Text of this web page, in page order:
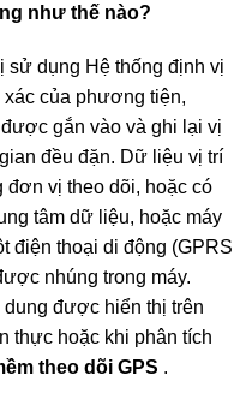
như thế nào?
sử dụng Hệ thống định vị
của phương tiện,
gắn vào và ghi lại vị
đều đặn. Dữ liệu vị trí
vị theo dõi, hoặc có
tâm dữ liệu, hoặc máy
điện thoại di động (GPRS
nhúng trong máy.
được hiển thị trên
thực hoặc khi phân tích
theo dõi GPS .